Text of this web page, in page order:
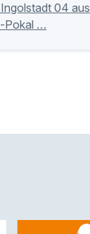
04 aus
Pokal …